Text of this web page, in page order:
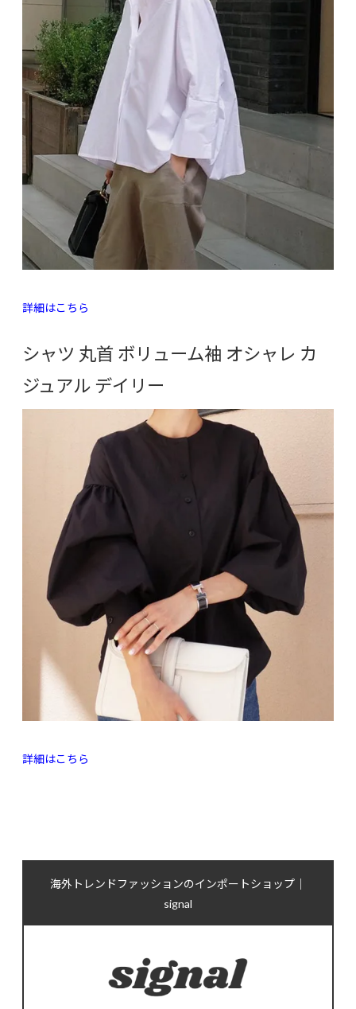
詳細はこちら
シャツ 丸首 ボリューム袖 オシャレ カ
ジュアル デイリー
詳細はこちら
海外トレンドファッションのインポートショップ｜
signal